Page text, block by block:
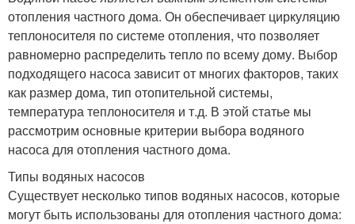
отопления частного дома. Он обеспечивает циркуляцию
теплоносителя по системе отопления, что позволяет
равномерно распределить тепло по всему дому. Выбор
подходящего насоса зависит от многих факторов, таких
как размер дома, тип отопительной системы,
температура теплоносителя и т.д. В этой статье мы
рассмотрим основные критерии выбора водяного
насоса для отопления частного дома.
Типы водяных насосов
Существует несколько типов водяных насосов, которые
могут быть использованы для отопления частного дома: